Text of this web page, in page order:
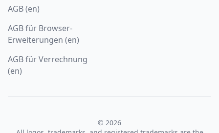
AGB (en)
AGB für Browser-
Erweiterungen (en)
AGB für Verrechnung
(en)
© 2026